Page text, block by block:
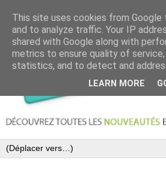
This site uses cookies from
and to analyze traffic. Your IP
shared with Google along with
metrics to ensure quality of
statistics, and to detect and
LEARN MORE